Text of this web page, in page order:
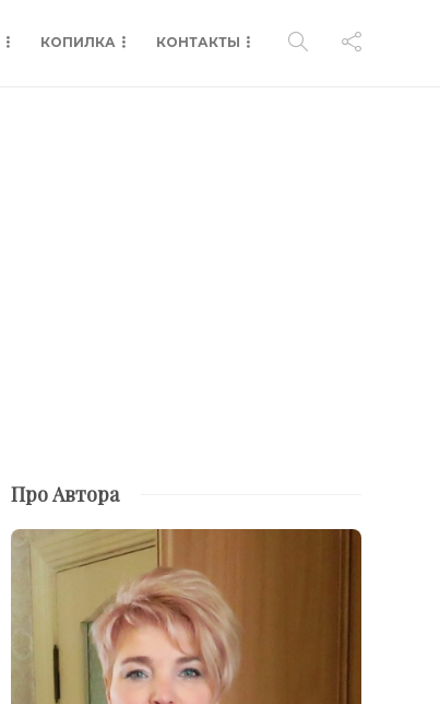
КОПИЛКА КОНТАКТЫ
Про Автора